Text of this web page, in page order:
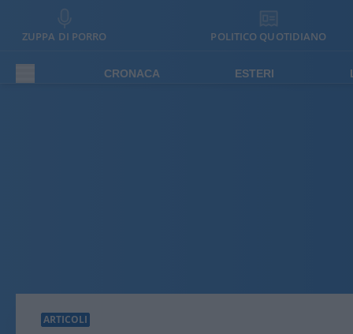
ZUPPA DI PORRO POLITICO QUOTIDIANO
CRONACA ESTERI
ARTICOLI